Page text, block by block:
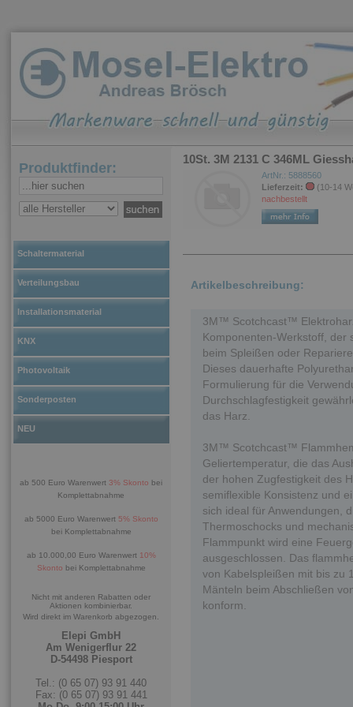
Produktfinder:
Schaltermaterial
Verteilungsbau
Installationsmaterial
KNX
Photovoltaik
Sonderposten
NEU
ab 500 Euro Warenwert 3% Skonto bei
Komplettabnahme
ab 5000 Euro Warenwert 5% Skonto
bei Komplettabnahme
ab 10.000,00 Euro Warenwert 10%
Skonto bei Komplettabnahme
Nicht mit anderen Rabatten oder
Aktionen kombinierbar.
Wird direkt im Warenkorb abgezogen.
Elepi GmbH
Am Wenigerflur 22
D-54498 Piesport
Tel.: (0 65 07) 93 91 440
Fax: (0 65 07) 93 91 441
10St. 3M 2131 C 346ML
ArtNr.: 5888560
Lieferzeit:
(10-14
nachbestellt
Artikelbeschreibung:
3M™ Scotchcast™
Komponenten-Werkstoff, der
beim Spleißen oder
Dieses dauerhafte
Formulierung für die
Durchschlagfestigkeit
das Harz.
3M™ Scotchcast™
Geliertemperatur, die das
der hohen Zugfestigkeit des
semiflexible Konsistenz und
sich ideal für Anwendungen,
Thermoschocks und
Flammpunkt wird eine
ausgeschlossen. Das
von Kabelspleißen mit bis zu
Mänteln beim Abschließen
konform.